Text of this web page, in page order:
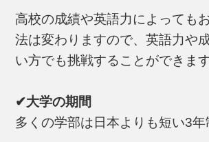
高校の成績や英語力によっても
法は変わりますので、英語力や
い方でも挑戦することができます
✔大学の期間
多くの学部は日本よりも短い3年